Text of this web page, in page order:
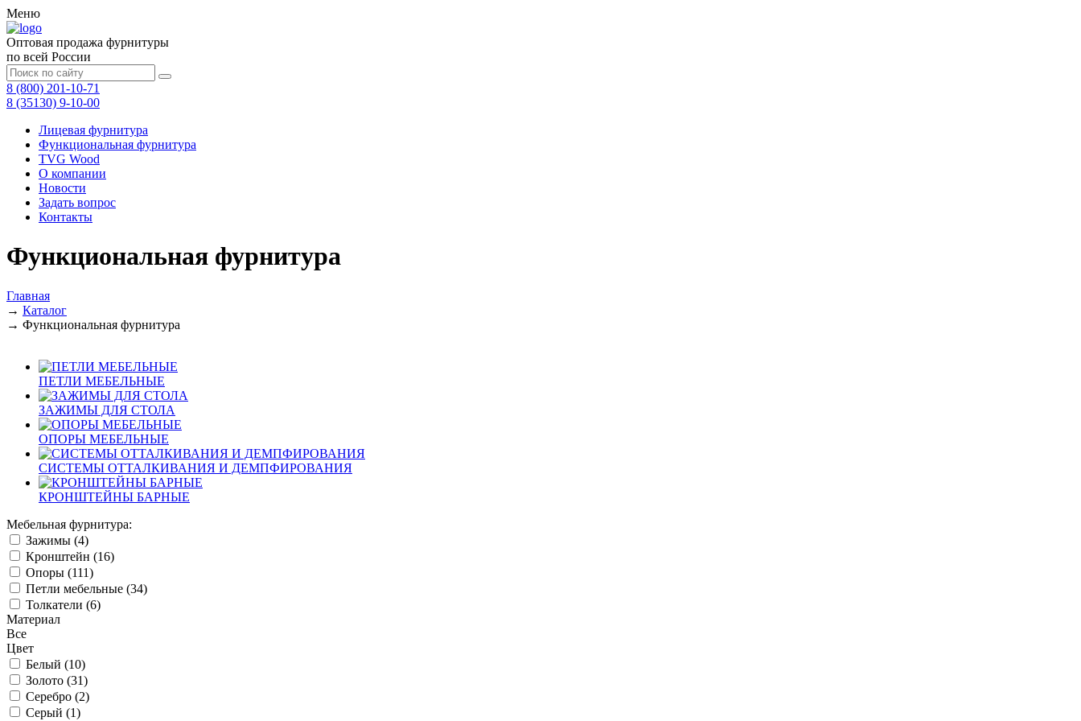
Меню
Оптовая продажа фурнитуры
по всей России
8 (800) 201-10-71
8 (35130) 9-10-00
Лицевая фурнитура
Функциональная фурнитура
TVG Wood
О компании
Новости
Задать вопрос
Контакты
Функциональная фурнитура
Главная
→ Каталог
→ Функциональная фурнитура
ПЕТЛИ МЕБЕЛЬНЫЕ
ЗАЖИМЫ ДЛЯ СТОЛА
ОПОРЫ МЕБЕЛЬНЫЕ
СИСТЕМЫ ОТТАЛКИВАНИЯ И ДЕМПФИРОВАНИЯ
КРОНШТЕЙНЫ БАРНЫЕ
Мебельная фурнитура:
Зажимы (4)
Кронштейн (16)
Опоры (111)
Петли мебельные (34)
Толкатели (6)
Материал
Все
Цвет
Белый (10)
Золото (31)
Серебро (2)
Серый (1)